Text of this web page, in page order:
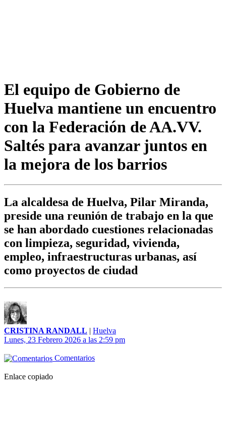
El equipo de Gobierno de
Huelva mantiene un encuentro
con la Federación de AA.VV.
Saltés para avanzar juntos en
la mejora de los barrios
La alcaldesa de Huelva, Pilar Miranda,
preside una reunión de trabajo en la que
se han abordado cuestiones relacionadas
con limpieza, seguridad, vivienda,
empleo, infraestructuras urbanas, así
como proyectos de ciudad
CRISTINA RANDALL | Huelva
Lunes, 23 Febrero 2026 a las 2:59 pm
Comentarios
Enlace copiado